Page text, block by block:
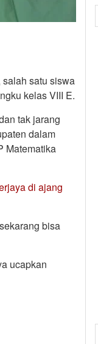
satu siswa
kelas VIII E.
tak jarang
dalam
Matematika
di ajang
bisa
ucapkan